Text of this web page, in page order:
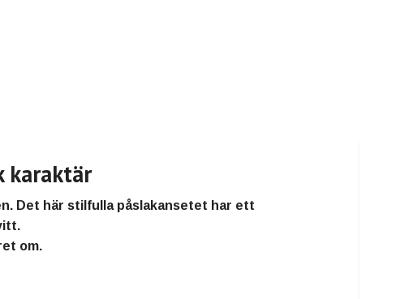
karaktär
. Det här stilfulla påslakansetet har ett
om.